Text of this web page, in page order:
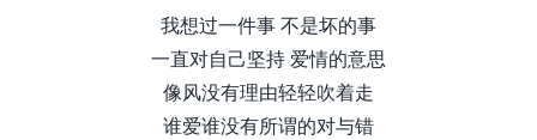
我想过一件事 不是坏的事
一直对自己坚持 爱情的意思
像风没有理由轻轻吹着走
谁爱谁没有所谓的对与错